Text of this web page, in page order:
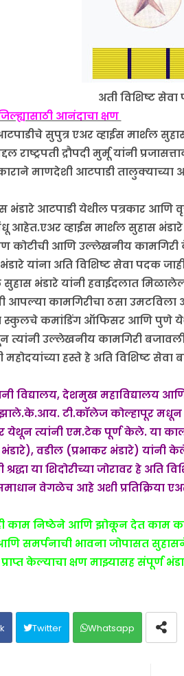
अती विशिष्ट
आनंदाचा क्षण
सुपुत्र एअर व्हाईस मार्शल
राष्ट्रपती द्रौपदी मुर्मूयांनी
माणदेशी आटपाडी तालुक्याच्या
भंडारे आटपाडी येथील पत्रकार आणि
आहेत.एअर व्हाईस मार्शल सुहास भंडारे
कोटीची आणि उल्लेखनीय कामगिरी
भंडारे यांना अति विशिष्ट सेवा पदक
सुहास भंडारे यांनी हवाईदलात
आपल्या कामगिरीचा ठसा उमटविला
स्कुलचे कमांडिंग ऑफिसर आणि पुणे
उल्लेखनीय कामगिरी
हस्ते हे अति विशिष्ट
विद्यालय, देशमुख महाविद्यालय
झाले.के.आय. टी.कॉलेज कोल्हापूर मधून
त्यांनी एम.टेक पूर्ण केले. या
वडील (प्रभाकर भंडारे) यांनी
या शिदोरीच्या जोरावर हे अति
वेगळेच आहे अशी प्रतिक्रिया
निष्ठेने आणि झोकून देत काम
समर्पनाची भावना जोपासत
केल्याचा क्षण माझ्यासह संपूर्ण
Twitter Whatsapp